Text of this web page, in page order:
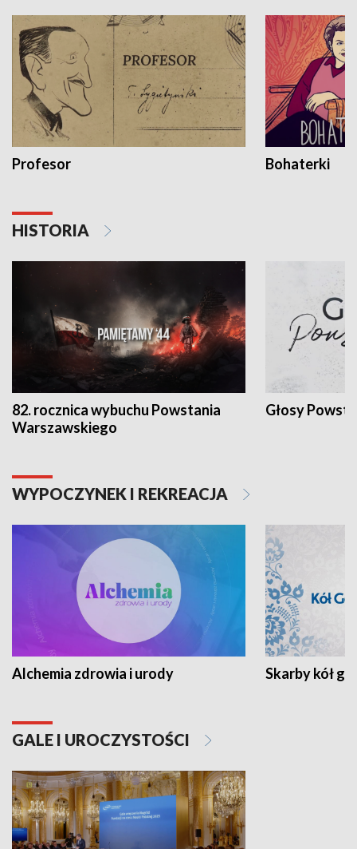
Profesor Bohaterki
HISTORIA
82. rocznica wybuchu Powstania
Warszawskiego
Głosy
WYPOCZYNEK I REKREACJA
Alchemia zdrowia i urody Skarby kół
GALE I UROCZYSTOŚCI